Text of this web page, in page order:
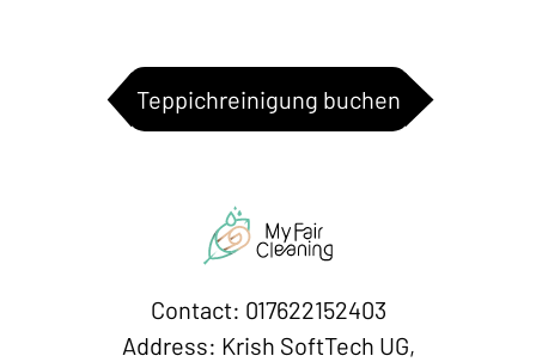
Teppichreinigung buchen
Contact: 017622152403
Address: Krish SoftTech UG,